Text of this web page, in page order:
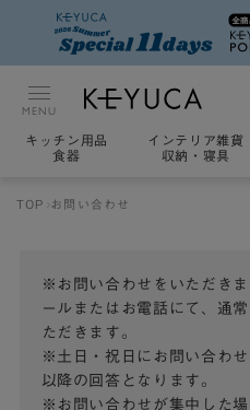
MENU
キッチン用品
食器
インテリア雑貨
収納・寝具
TOP お問い合わせ
※お問い合わせをいただき
ールまたはお電話にて、通
ただきます。
※土日・祝日にお問い合わ
以降の回答となります。
※お問い合わせが集中した